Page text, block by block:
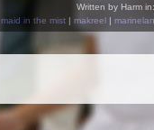
Written by Harm in:
maid in the mist| makreel|